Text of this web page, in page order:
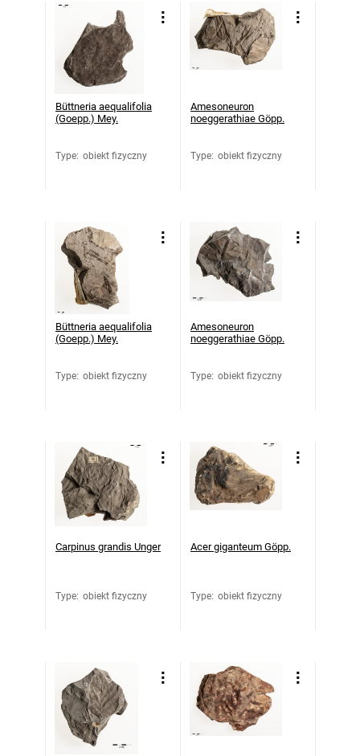
Büttneria aequalifolia
(Goepp.) Mey.
Type: obiekt fizyczny
Amesoneuron
noeggerathiae Göpp.
Type: obiekt fizyczny
Büttneria aequalifolia
(Goepp.) Mey.
Type: obiekt fizyczny
Amesoneuron
noeggerathiae Göpp.
Type: obiekt fizyczny
Carpinus grandis Unger
Type: obiekt fizyczny
Acer giganteum Göpp.
Type: obiekt fizyczny